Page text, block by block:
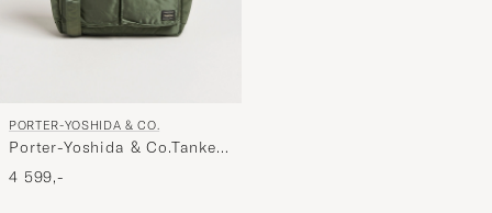
PORTER-YOSHIDA & CO.
Porter-Yoshida & Co.Tanker
Tote BagSage Green
4 599,-